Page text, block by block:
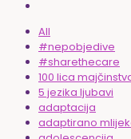
All
#nepobjedive
#sharethecare
100 lica
5 jezika ljubavi
adaptacija
adaptirano